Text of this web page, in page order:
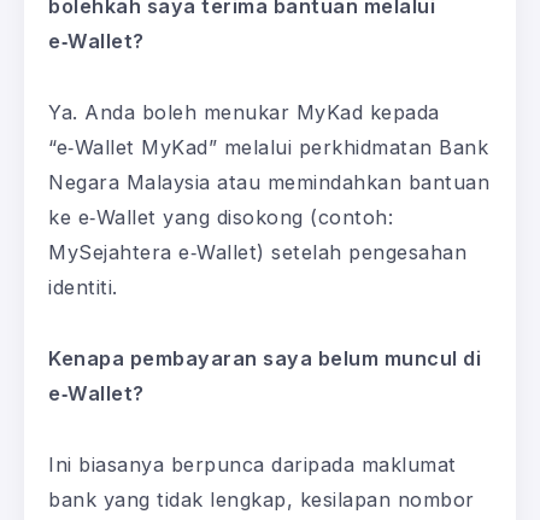
bolehkah saya terima bantuan melalui
e‑Wallet?
Ya. Anda boleh menukar MyKad kepada
“e‑Wallet MyKad” melalui perkhidmatan Bank
Negara Malaysia atau memindahkan bantuan
ke e‑Wallet yang disokong (contoh:
MySejahtera e‑Wallet) setelah pengesahan
identiti.
Kenapa pembayaran saya belum muncul di
e‑Wallet?
Ini biasanya berpunca daripada maklumat
bank yang tidak lengkap, kesilapan nombor